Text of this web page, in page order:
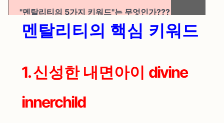
"멘탈리티의 5가지 키워드"는 무엇인가???
멘탈리티의 핵심 키워드
1.신성한 내면아이 divine
innerchild